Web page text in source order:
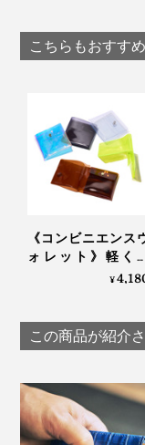
アンドゴー
こちらもおすすめ
《コンビニエンス
ォレット》軽くて
薄〜いクリア素材
｜sugata
¥
この商品が紹介